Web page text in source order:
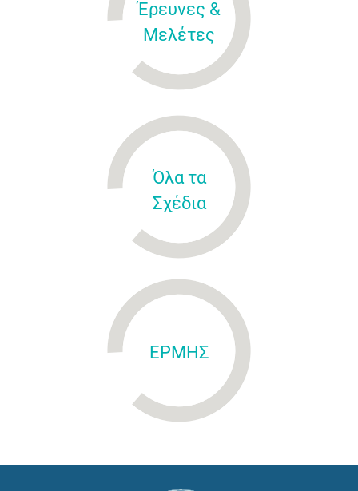
Έρευνες &
Μελέτες
Όλα τα
Σχέδια
ΕΡΜΗΣ